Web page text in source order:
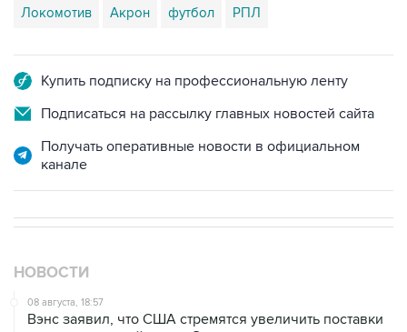
Локомотив Акрон футбол РПЛ
Купить подписку на профессиональную ленту
Подписаться на рассылку главных новостей сайта
Получать оперативные новости в официальном
канале
НОВОСТИ
08 августа, 18:57
Вэнс заявил, что США стремятся увеличить поставки